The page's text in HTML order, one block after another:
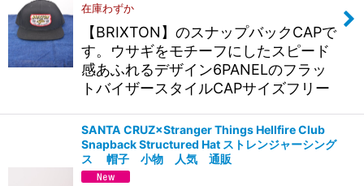
在庫わずか
【BRIXTON】のスナップバックCAPで
す。ウサギをモチーフにしたスピード
感あふれるデザイン6PANELのフラッ
トバイザースタイルCAPサイズフリー
SANTA CRUZ×Stranger Things Hellfire Club
Snapback Structured Hat ストレンジャーシング
ス 帽子 小物 人気 通販